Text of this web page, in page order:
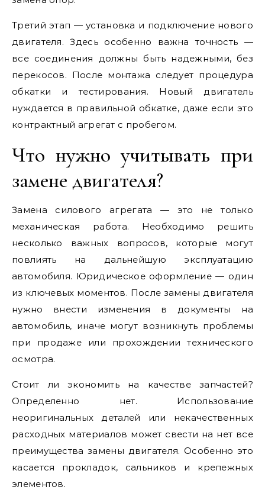
Третий этап — установка и подключение нового
двигателя. Здесь особенно важна точность —
все соединения должны быть надежными, без
перекосов. После монтажа следует процедура
обкатки и тестирования. Новый двигатель
нуждается в правильной обкатке, даже если это
контрактный агрегат с пробегом.
Что нужно учитывать при
замене двигателя?
Замена силового агрегата — это не только
механическая работа. Необходимо решить
несколько важных вопросов, которые могут
повлиять на дальнейшую эксплуатацию
автомобиля. Юридическое оформление — один
из ключевых моментов. После замены двигателя
нужно внести изменения в документы на
автомобиль, иначе могут возникнуть проблемы
при продаже или прохождении технического
осмотра.
Стоит ли экономить на качестве запчастей?
Определенно нет. Использование
неоригинальных деталей или некачественных
расходных материалов может свести на нет все
преимущества замены двигателя. Особенно это
касается прокладок, сальников и крепежных
элементов.